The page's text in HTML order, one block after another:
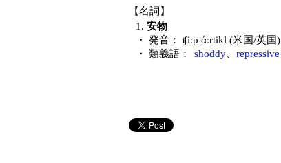
【名詞】
1. 安物
・ 発音：
ʧiːp άːrtikl (米国/英国)
・ 類義語：
shoddy repressive